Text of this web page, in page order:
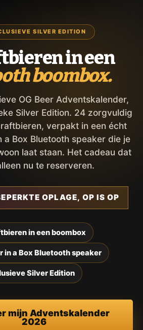
SILVER EDITION
in een
boombox.
OG Beer Adventskalender,
Silver Edition. 24 zorgvuldig
verpakt in een écht
a Box Bluetooth speaker die je
laat staan. Het cadeau dat
nu te reserveren.
OPLAGE, OP IS OP
in een boombox
in a Box Bluetooth speaker
Silver Edition
mijn Adventskalender
2026